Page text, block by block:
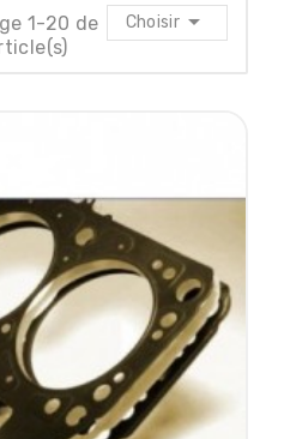
Choisir 
1-20 de